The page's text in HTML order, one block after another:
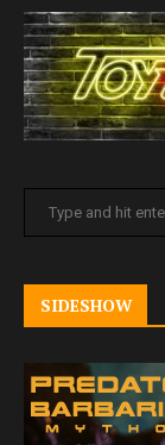
SIDESHOW